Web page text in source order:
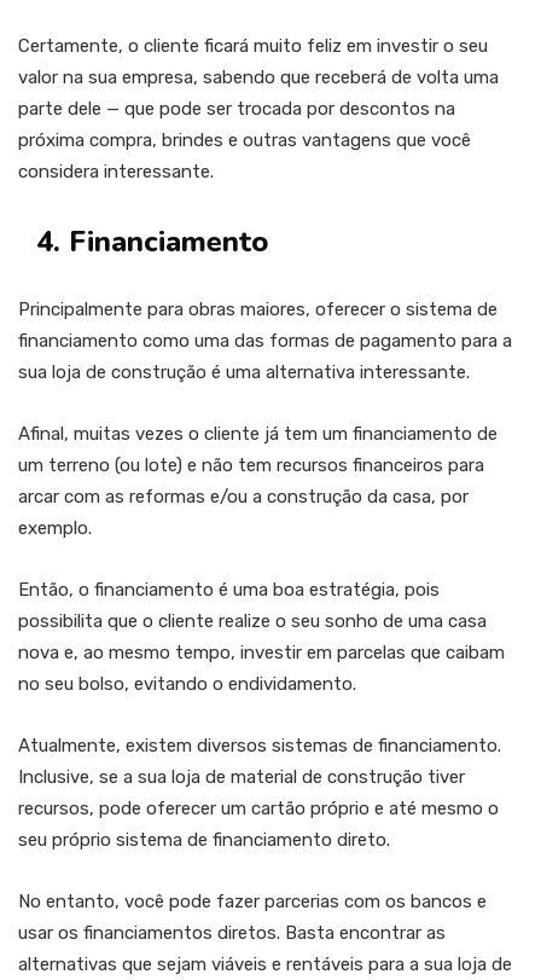
Certamente, o cliente ficará muito feliz em investir o seu
valor na sua empresa, sabendo que receberá de volta uma
parte dele — que pode ser trocada por descontos na
próxima compra, brindes e outras vantagens que você
considera interessante.
4. Financiamento
Principalmente para obras maiores, oferecer o sistema de
financiamento como uma das formas de pagamento para a
sua loja de construção é uma alternativa interessante.
Afinal, muitas vezes o cliente já tem um financiamento de
um terreno (ou lote) e não tem recursos financeiros para
arcar com as reformas e/ou a construção da casa, por
exemplo.
Então, o financiamento é uma boa estratégia, pois
possibilita que o cliente realize o seu sonho de uma casa
nova e, ao mesmo tempo, investir em parcelas que caibam
no seu bolso, evitando o endividamento.
Atualmente, existem diversos sistemas de financiamento.
Inclusive, se a sua loja de material de construção tiver
recursos, pode oferecer um cartão próprio e até mesmo o
seu próprio sistema de financiamento direto.
No entanto, você pode fazer parcerias com os bancos e
usar os financiamentos diretos. Basta encontrar as
alternativas que sejam viáveis e rentáveis para a sua loja de